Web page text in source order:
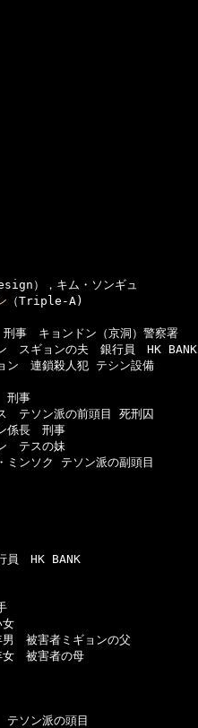
），キム・ソンギュ
（Triple-A)
　キョンドン（京洞）警察署
ギョンの夫　銀行員　HK BANK
連鎖殺人犯 テシン設備
事
ソン派の前頭目 死刑囚
長　刑事
テスの妹
ク テソン派の副頭目
HK BANK
害者ミギョンの父
被害者の母
ソン派の頭目